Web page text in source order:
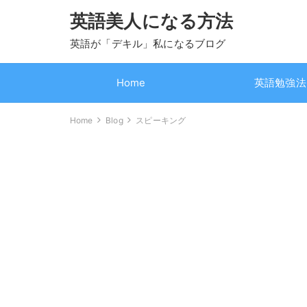
英語美人になる方法
英語が「デキル」私になるブログ
Home 英語勉強法
Home Blog スピーキング